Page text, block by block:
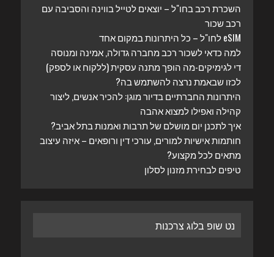
השכרת רכב בחו"ל – יוצאים לטייל בווינה והסביבה עם
רכב שכור
eSIM לחו"ל – כל היתרונות במקום אחד
למה כדאי לשכור רכב מחברה גדולה, אמינה ומנוסה
די לגימיקים-מה הופך מתנה עסקית (ללקוח או לספק)
לכזו שבאמת נרצה להשתמש בה?
היתרונות החברתיים בדיור מוגן: להכיר אנשים, ליצור
קהילה ואפילו למצוא אהבה
איך לתכנן יום מושלם של תרבות ואמנות בתל אביב?
חותמות אישיות למורים, עורכי דין ורופאים – איזה עיצוב
מתאים לכל מקצוע?
טיפים לבחירת מזנון לסלון
נט שופ בלוג צרכנות